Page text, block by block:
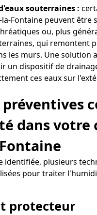
souterraines :
la-Fontaine peuvent être
ou, plus
qui remontent
les murs. Une solution
un dispositif de
ces eaux sur
préventives
dans votre
identifiée, plusieurs
pour traiter
protecteur